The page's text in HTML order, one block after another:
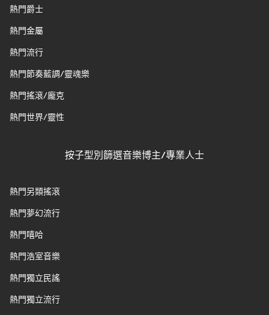
熱門爵士
熱門金屬
熱門流行
熱門節奏藍調/靈魂樂
熱門搖滾/龐克
熱門世界/靈性
按子型別篩選音樂博主/專業人士
熱門另類搖滾
熱門夢幻流行
熱門嘻哈
熱門浩室音樂
熱門獨立民謠
熱門獨立流行